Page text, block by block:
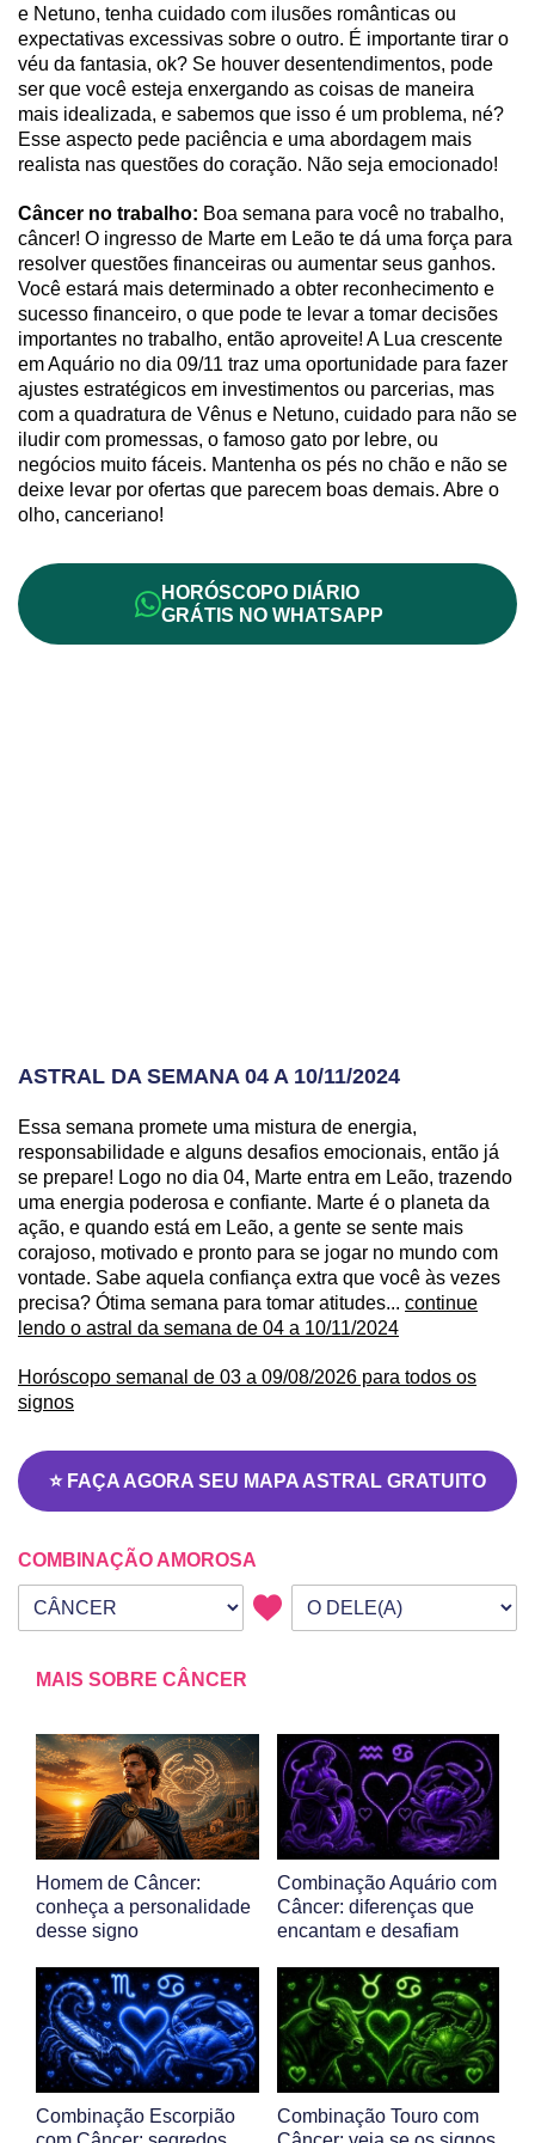
e Netuno, tenha cuidado com ilusões românticas ou
expectativas excessivas sobre o outro. É importante tirar o
véu da fantasia, ok? Se houver desentendimentos, pode
ser que você esteja enxergando as coisas de maneira
mais idealizada, e sabemos que isso é um problema, né?
Esse aspecto pede paciência e uma abordagem mais
realista nas questões do coração. Não seja emocionado!
Câncer no trabalho: Boa semana para você no trabalho,
câncer! O ingresso de Marte em Leão te dá uma força para
resolver questões financeiras ou aumentar seus ganhos.
Você estará mais determinado a obter reconhecimento e
sucesso financeiro, o que pode te levar a tomar decisões
importantes no trabalho, então aproveite! A Lua crescente
em Aquário no dia 09/11 traz uma oportunidade para fazer
ajustes estratégicos em investimentos ou parcerias, mas
com a quadratura de Vênus e Netuno, cuidado para não se
iludir com promessas, o famoso gato por lebre, ou
negócios muito fáceis. Mantenha os pés no chão e não se
deixe levar por ofertas que parecem boas demais. Abre o
olho, canceriano!
HORÓSCOPO DIÁRIO
GRÁTIS NO WHATSAPP
ASTRAL DA SEMANA 04 A 10/11/2024
Essa semana promete uma mistura de energia,
responsabilidade e alguns desafios emocionais, então já
se prepare! Logo no dia 04, Marte entra em Leão, trazendo
uma energia poderosa e confiante. Marte é o planeta da
ação, e quando está em Leão, a gente se sente mais
corajoso, motivado e pronto para se jogar no mundo com
vontade. Sabe aquela confiança extra que você às vezes
precisa? Ótima semana para tomar atitudes... continue
lendo o astral da semana de 04 a 10/11/2024
Horóscopo semanal de 03 a 09/08/2026 para todos os
signos
⭐ FAÇA AGORA SEU MAPA ASTRAL GRATUITO
COMBINAÇÃO AMOROSA
Seu signo
Signo da outra pessoa
MAIS SOBRE CÂNCER
Homem de Câncer:
conheça a personalidade
desse signo
Combinação Aquário com
Câncer: diferenças que
encantam e desafiam
Combinação Escorpião
Combinação Touro com